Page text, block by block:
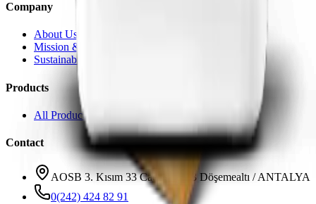
Company
About Us
Mission & Vision
Sustainability
Products
All Products
Contact
AOSB 3. Kısım 33 Cadde No: 3 Döşemealtı / ANTALYA
0(242) 424 82 91